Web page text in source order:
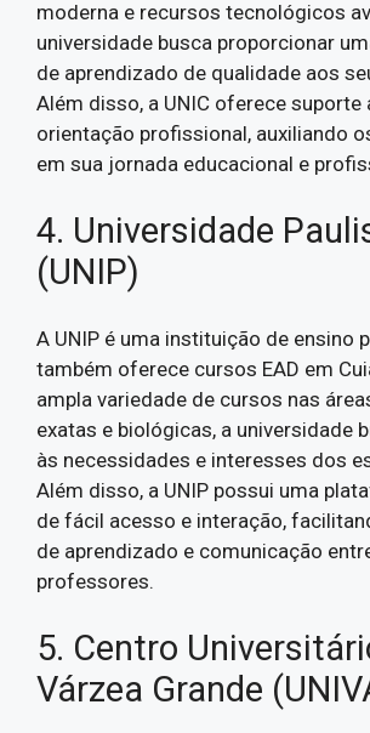
moderna e recursos tecnológicos
universidade busca proporcionar
de aprendizado de qualidade aos
Além disso, a UNIC oferece suporte
orientação profissional, auxiliando
em sua jornada educacional e
4. Universidade
(UNIP)
A UNIP é uma instituição de ensino
também oferece cursos EAD em
ampla variedade de cursos nas
exatas e biológicas, a universidade
às necessidades e interesses dos
Além disso, a UNIP possui uma
de fácil acesso e interação,
de aprendizado e comunicação
professores.
5. Centro
Várzea Grande